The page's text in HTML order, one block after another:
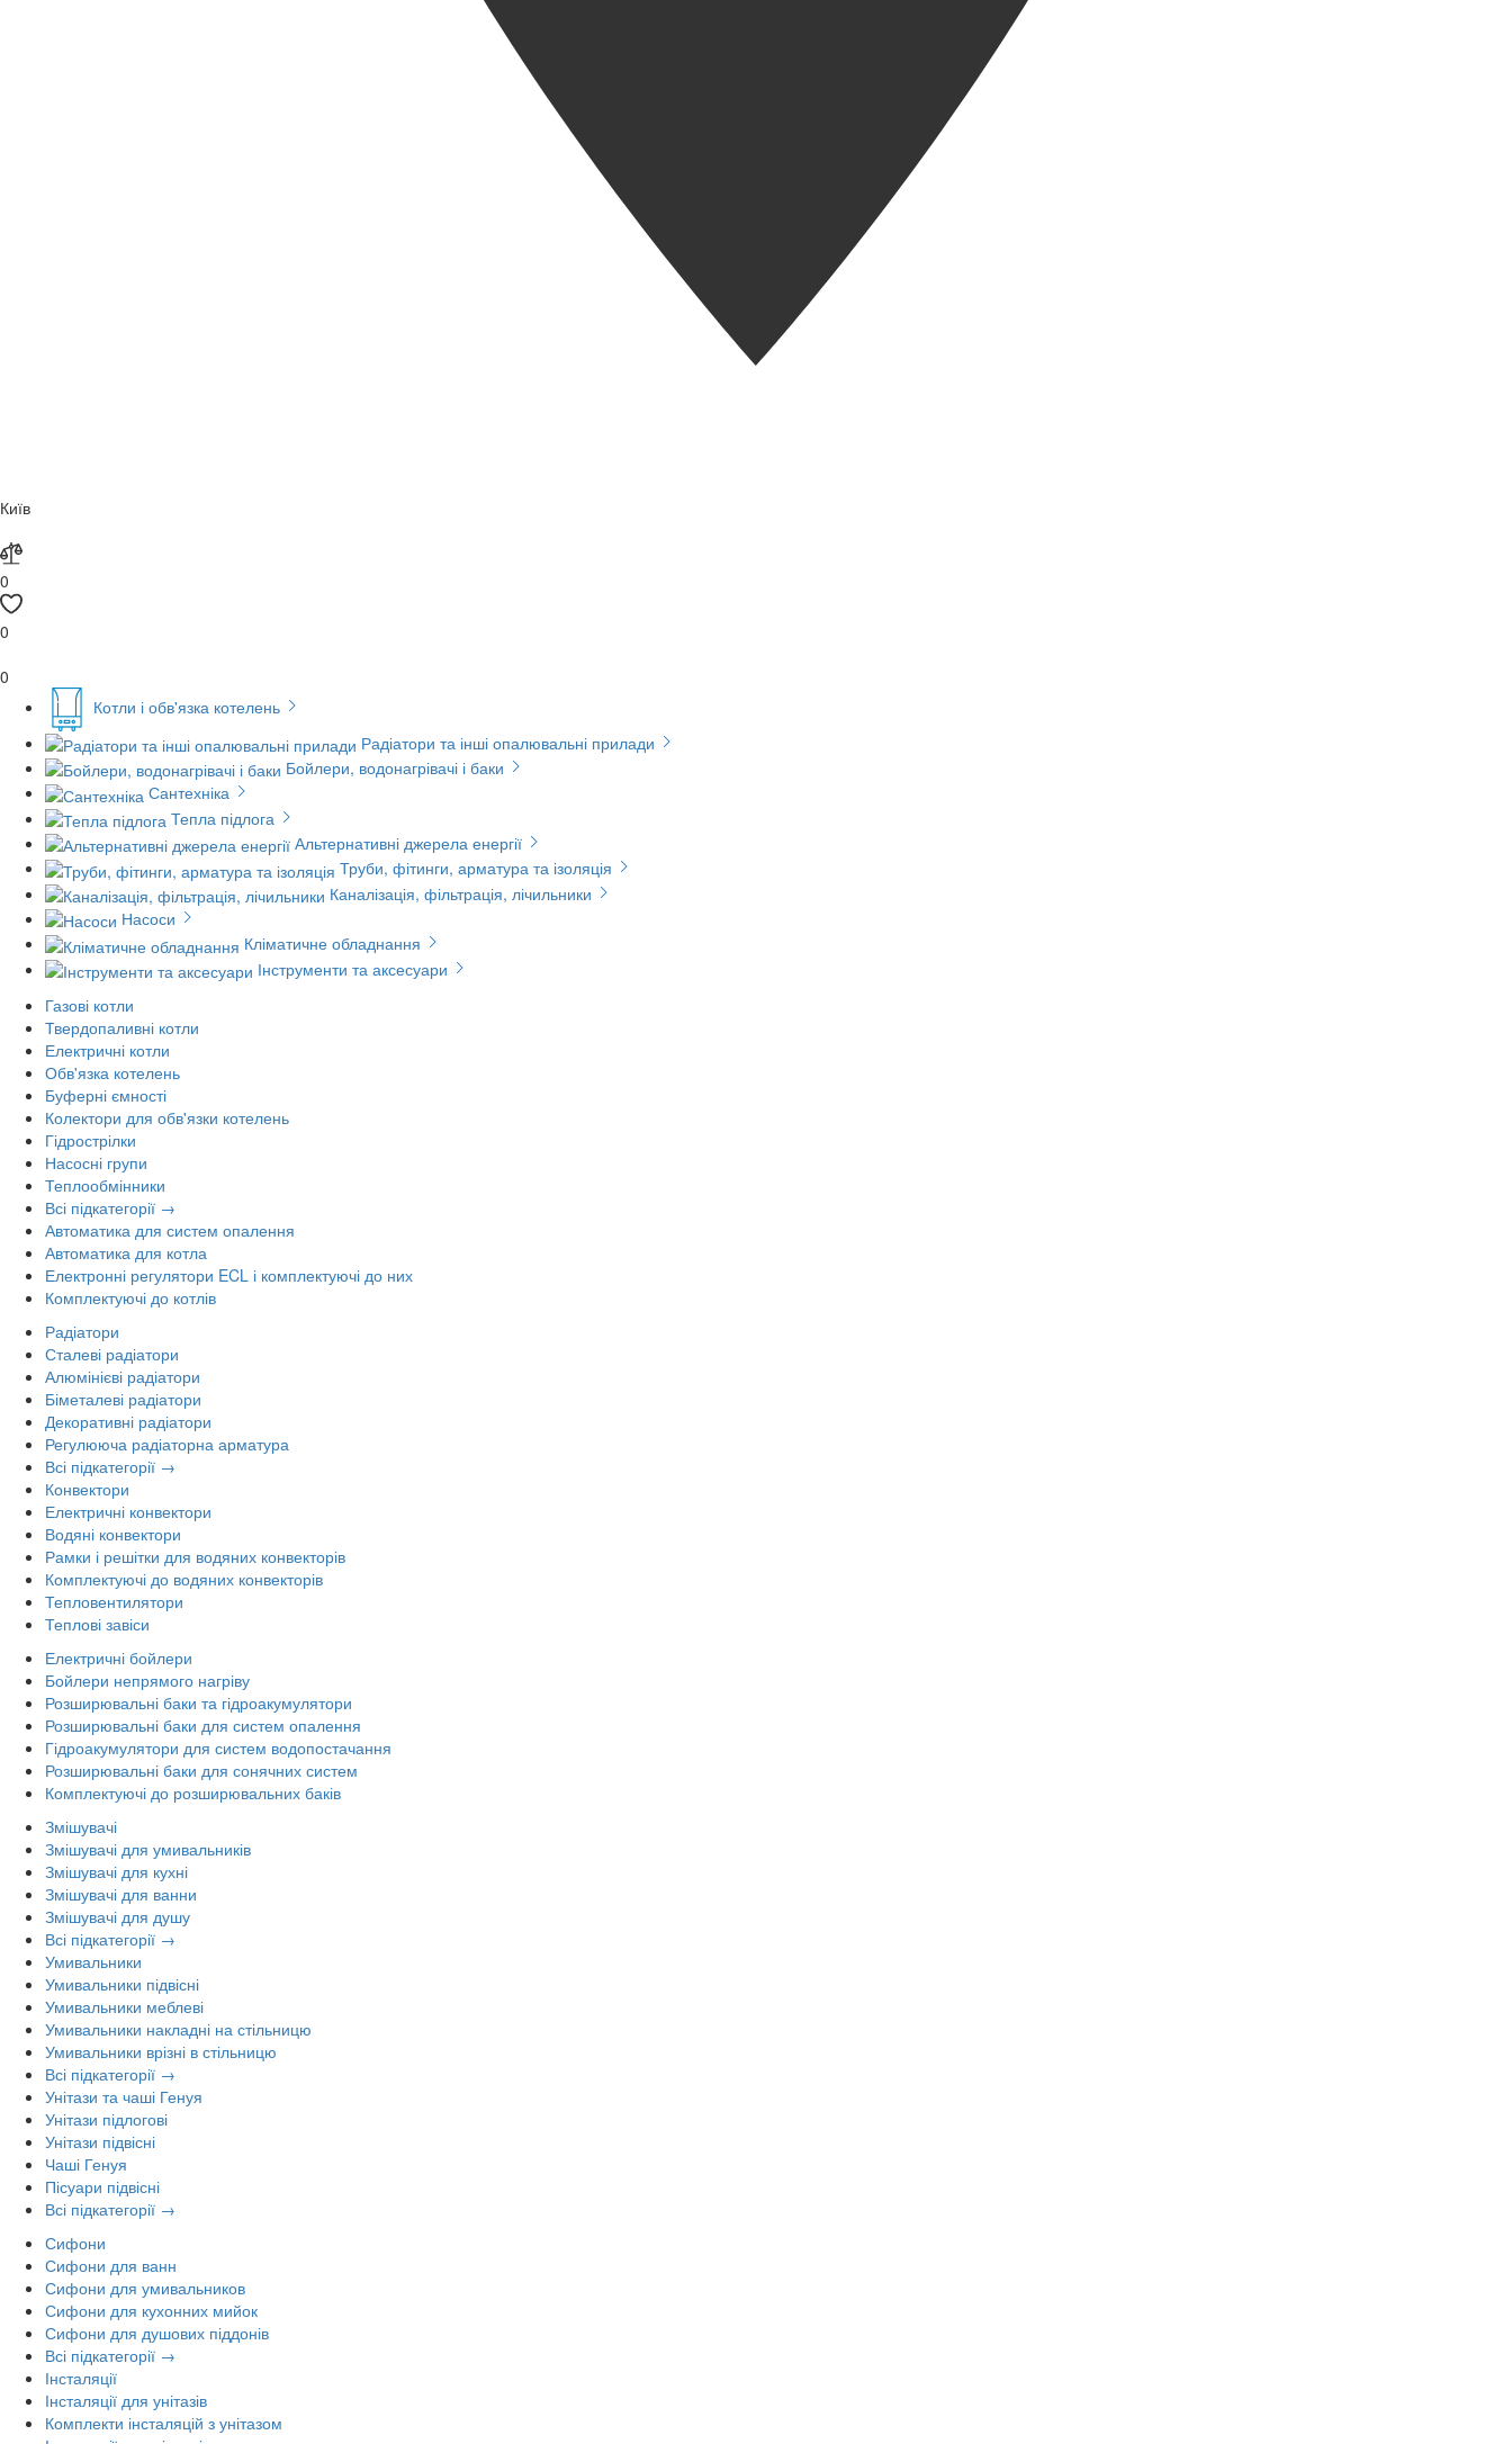
Київ
0
0
0
Котли і обв'язка котелень
Радіатори та інші опалювальні прилади
Бойлери, водонагрівачі і баки
Сантехніка
Тепла підлога
Альтернативні джерела енергії
Труби, фітинги, арматура та ізоляція
Каналізація, фільтрація, лічильники
Насоси
Кліматичне обладнання
Інструменти та аксесуари
Газові котли
Твердопаливні котли
Електричні котли
Обв'язка котелень
Буферні ємності
Колектори для обв'язки котелень
Гідрострілки
Насосні групи
Теплообмінники
Всі підкатегорії →
Автоматика для систем опалення
Автоматика для котла
Електронні регулятори ECL і комплектуючі до них
Комплектуючі до котлів
Радіатори
Сталеві радіатори
Алюмінієві радіатори
Біметалеві радіатори
Декоративні радіатори
Регулююча радіаторна арматура
Всі підкатегорії →
Конвектори
Електричні конвектори
Водяні конвектори
Рамки і решітки для водяних конвекторів
Комплектуючі до водяних конвекторів
Тепловентилятори
Теплові завіси
Електричні бойлери
Бойлери непрямого нагріву
Розширювальні баки та гідроакумулятори
Розширювальні баки для систем опалення
Гідроакумулятори для систем водопостачання
Розширювальні баки для сонячних систем
Комплектуючі до розширювальних баків
Змішувачі
Змішувачі для умивальників
Змішувачі для кухні
Змішувачі для ванни
Змішувачі для душу
Всі підкатегорії →
Умивальники
Умивальники підвісні
Умивальники меблеві
Умивальники накладні на стільницю
Умивальники врізні в стільницю
Всі підкатегорії →
Унітази та чаші Генуя
Унітази підлогові
Унітази підвісні
Чаші Генуя
Пісуари підвісні
Всі підкатегорії →
Сифони
Сифони для ванн
Сифони для умивальников
Сифони для кухонних мийок
Сифони для душових піддонів
Всі підкатегорії →
Інсталяції
Інсталяції для унітазів
Комплекти інсталяцій з унітазом